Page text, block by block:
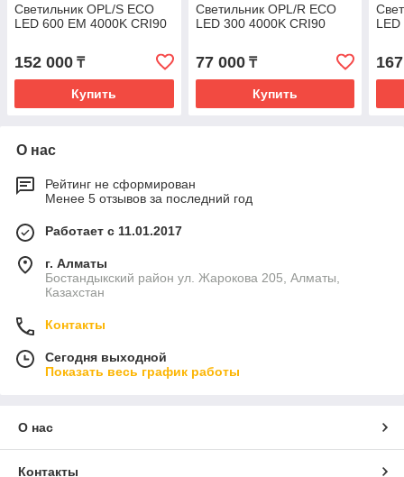
Светильник OPL/S ECO
LED 600 EM 4000K CRI90
152 000 ₸
Купить
Светильник OPL/R ECO
LED 300 4000K CRI90
77 000₸
Купить
О нас
Рейтинг не сформирован
Менее 5 отзывов за последний год
Работает с 11.01.2017
г. Алматы
Бостандыкский район ул. Жарокова 205, Алматы,
Казахстан
Контакты
Сегодня выходной
Показать весь график работы
О нас
Контакты